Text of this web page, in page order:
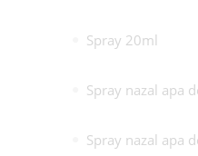
Spray 20ml
Spray nazal apa
Spray nazal apa